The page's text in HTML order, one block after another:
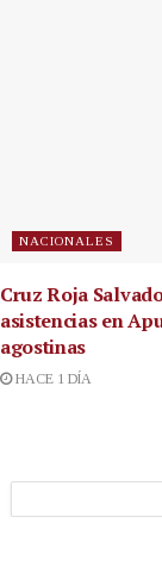
NACIONALES
Cruz Roja
asistencias en
agostinas
HACE 1 DÍA